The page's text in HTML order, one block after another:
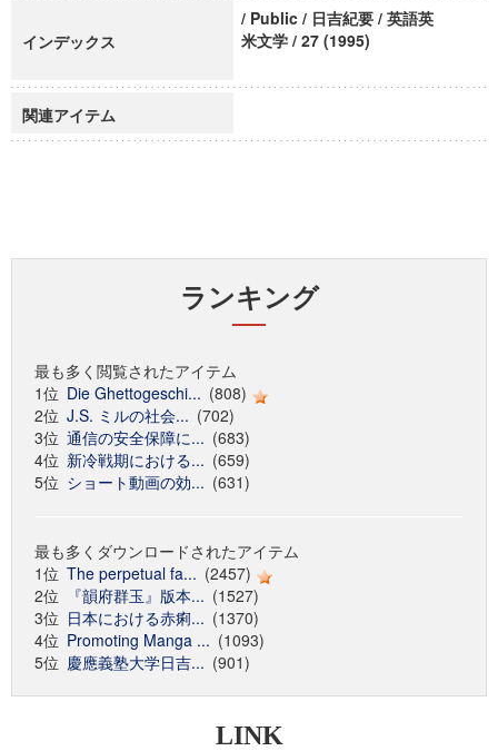
インデックス
/ Public / 日吉紀要 / 英語英
米文学 / 27 (1995)
関連アイテム
ランキング
最も多く閲覧されたアイテム
1位 Die Ghettogeschi... (808)
2位 J.S. ミルの社会... (702)
3位 通信の安全保障に... (683)
4位 新冷戦期における... (659)
5位 ショート動画の効... (631)
最も多くダウンロードされたアイテム
1位 The perpetual fa... (2457)
2位
『韻府群玉』版本... (1527)
3位 日本における赤痢... (1370)
4位 Promoting Manga ... (1093)
5位 慶應義塾大学日吉... (901)
LINK